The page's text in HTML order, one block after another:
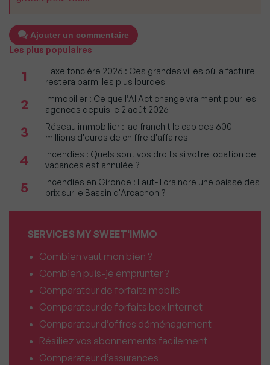
Ajouter un commentaire
Les plus populaires
1
Taxe foncière 2026 : Ces grandes villes où la facture
restera parmi les plus lourdes
2
Immobilier : Ce que l’AI Act change vraiment pour les
agences depuis le 2 août 2026
3
Réseau immobilier : iad franchit le cap des 600
millions d'euros de chiffre d'affaires
4
Incendies : Quels sont vos droits si votre location de
vacances est annulée ?
5
Incendies en Gironde : Faut-il craindre une baisse des
prix sur le Bassin d'Arcachon ?
SERVICES MY SWEET'IMMO
Combien vaut mon bien ?
Combien puis-je emprunter ?
Comparateur de forfaits mobile
Comparateur de forfaits box Internet
Comparateur d’offres déménagement
Résiliez vos abonnements facilement
Comparateur d’assurances